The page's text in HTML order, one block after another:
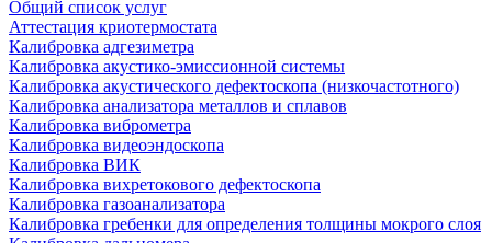
Общий список услуг
Аттестация криотермостата
Калибровка адгезиметра
Калибровка акустико-эмиссионной системы
Калибровка акустического дефектоскопа (низкочастотного)
Калибровка анализатора металлов и сплавов
Калибровка виброметра
Калибровка видеоэндоскопа
Калибровка ВИК
Калибровка вихретокового дефектоскопа
Калибровка газоанализатора
Калибровка гребенки для определения толщины мокрого слоя